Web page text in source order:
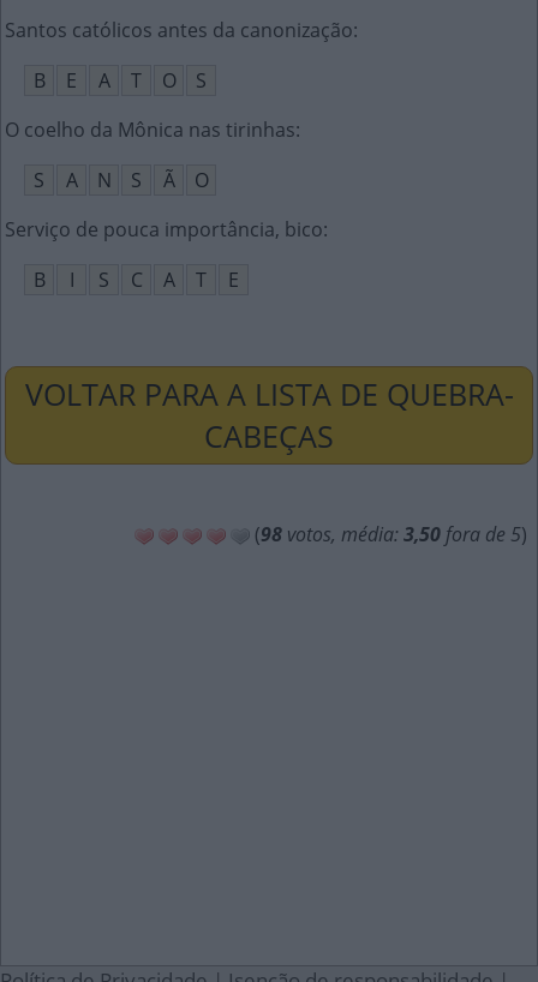
Santos católicos antes da canonização:
B
E A T O
S
O coelho da Mônica nas tirinhas:
S
A N S Ã
O
Serviço de pouca importância, bico:
B
I S C A T E
VOLTAR PARA A LISTA DE QUEBRA-
CABEÇAS
(98 votos, média: 3,50 fora de 5)